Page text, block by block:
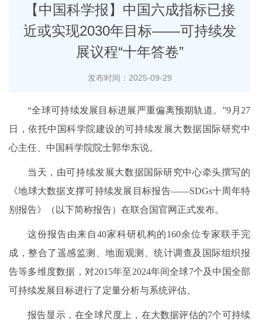
【中国科学报】中国六成指标已接
近或实现2030年目标——可持续发
展议程“十年答卷”
发布时间：2025-09-29
“全球可持续发展目标进展严重偏离预期轨道。”9月27
日，依托中国科学院建设的可持续发展大数据国际研究中
心主任、中国科学院院士郭华东说。
当天，由可持续发展大数据国际研究中心牵头撰写的
《地球大数据支撑可持续发展目标报告——SDGs十周年特
别报告》（以下简称报告）在联合国官网正式发布。
这份报告由来自40家科研机构的160余位专家联手完
成，整合了遥感监测、地面观测、统计调查及国际组织报
告等多维度数据，对2015年至2024年间全球7个及中国全部
可持续发展目标进行了定量分析与系统评估。
报告显示，在全球尺度上，在大数据评估的7个可持续